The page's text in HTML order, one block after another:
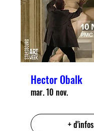
Hector Obalk
mar. 10 nov.
+ d'infos